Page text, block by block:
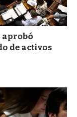
aprobó
de activos